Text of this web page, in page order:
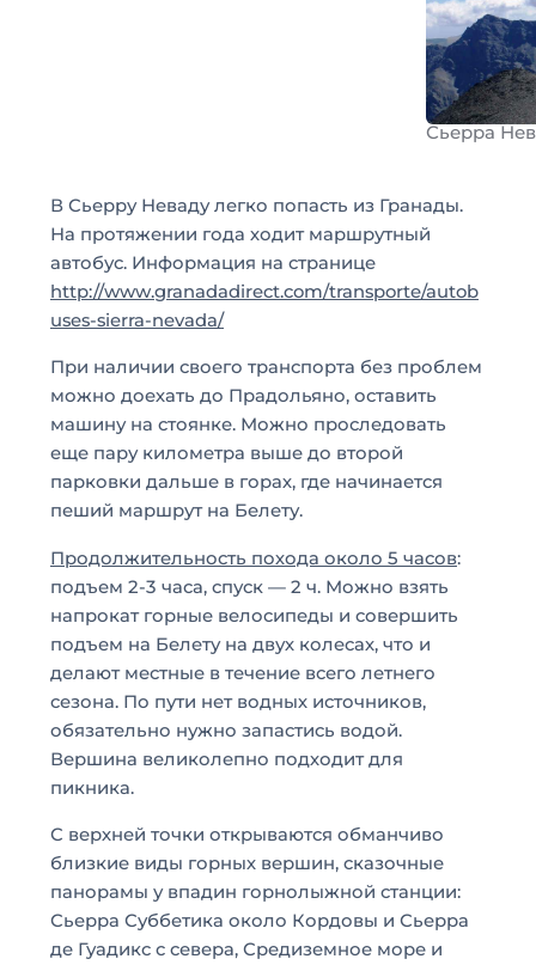
Сьерра
В Сьерру Неваду легко попасть из Гранады.
На протяжении года ходит маршрутный
автобус. Информация на странице
http://www.granadadirect.com/transporte/autob
uses-sierra-nevada/
При наличии своего транспорта без проблем
можно доехать до Прадольяно, оставить
машину на стоянке. Можно проследовать
еще пару километра выше до второй
парковки дальше в горах, где начинается
пеший маршрут на Белету.
Продолжительность похода около 5 часов:
подъем 2-3 часа, спуск — 2 ч. Можно взять
напрокат горные велосипеды и совершить
подъем на Белету на двух колесах, что и
делают местные в течение всего летнего
сезона. По пути нет водных источников,
обязательно нужно запастись водой.
Вершина великолепно подходит для
пикника.
С верхней точки открываются обманчиво
близкие виды горных вершин, сказочные
панорамы у впадин горнолыжной станции:
Сьерра Суббетика около Кордовы и Сьерра
де Гуадикс с севера, Средиземное море и